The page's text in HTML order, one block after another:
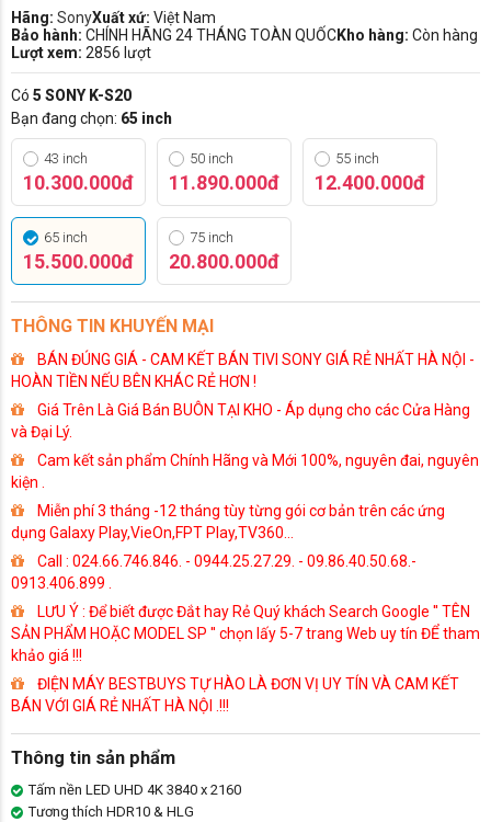
Hãng: SonyXuất xứ: Việt Nam
Bảo hành: CHÍNH HÃNG 24 THÁNG TOÀN QUỐCKho hàng: Còn hàng
Lượt xem: 2856 lượt
Có 5 SONY K-S20
Bạn đang chọn: 65 inch
43 inch
10.300.000đ
50 inch
11.890.000đ
55 inch
12.400.000đ
65 inch
15.500.000đ
75 inch
20.800.000đ
THÔNG TIN KHUYẾN MẠI
BÁN ĐÚNG GIÁ - CAM KẾT BÁN TIVI SONY GIÁ RẺ NHẤT HÀ NỘI -
HOÀN TIỀN NẾU BÊN KHÁC RẺ HƠN !
Giá Trên Là Giá Bán BUÔN TẠI KHO - Áp dụng cho các Cửa Hàng
và Đại Lý.
Cam kết sản phẩm Chính Hãng và Mới 100%, nguyên đai, nguyên
kiện .
Miễn phí 3 tháng -12 tháng tùy từng gói cơ bản trên các ứng
dụng Galaxy Play,VieOn,FPT Play,TV360...
Call : 024.66.746.846. - 0944.25.27.29. - 09.86.40.50.68.-
0913.406.899 .
LƯU Ý : Để biết được Đắt hay Rẻ Quý khách Search Google '' TÊN
SẢN PHẨM HOẶC MODEL SP '' chọn lấy 5-7 trang Web uy tín ĐỂ tham
khảo giá !!!
ĐIỆN MÁY BESTBUYS TỰ HÀO LÀ ĐƠN VỊ UY TÍN VÀ CAM KẾT
BÁN VỚI GIÁ RẺ NHẤT HÀ NỘI .!!!
Thông tin sản phẩm
Tấm nền LED UHD 4K 3840 x 2160
Tương thích HDR10 & HLG